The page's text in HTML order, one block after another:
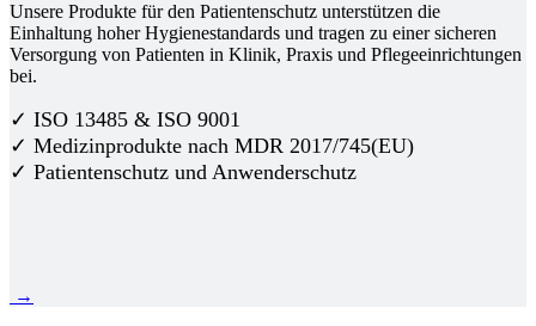
Unsere Produkte für den Patientenschutz unterstützen die
Einhaltung hoher Hygienestandards und tragen zu einer sicheren
Versorgung von Patienten in Klinik, Praxis und Pflegeeinrichtungen
bei.
✓ ISO 13485 & ISO 9001
✓ Medizinprodukte nach MDR 2017/745(EU)
✓ Patientenschutz und Anwenderschutz
→